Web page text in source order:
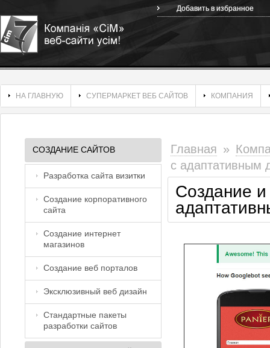
Добавить в избранное
НА ГЛАВНУЮ СУПЕРМАРКЕТ ВЕБ САЙТОВ КОМПАНИЯ
СОЗДАНИЕ САЙТОВ
Разработка сайта визитки
Создание корпоративного
сайта
Создание интернет
магазинов
Создание веб порталов
Эксклюзивный веб дизайн
Стандартные пакеты
разработки сайтов
Главная »
с адаптативным
Создание